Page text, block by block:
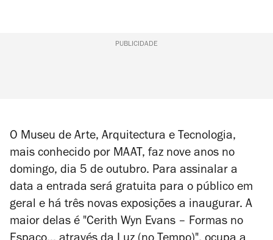
PUBLICIDADE
O Museu de Arte, Arquitectura e Tecnologia,
mais conhecido por MAAT, faz nove anos no
domingo, dia 5 de outubro. Para assinalar a
data a entrada será gratuita para o público em
geral e há três novas exposições a inaugurar. A
maior delas é "Cerith Wyn Evans – Formas no